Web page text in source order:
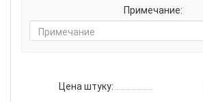
Примечание:
Цена штуку: